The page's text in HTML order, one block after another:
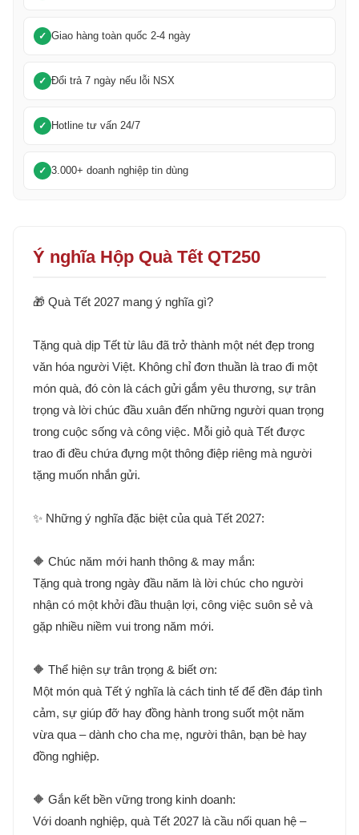
Giao hàng toàn quốc 2-4 ngày
Đổi trả 7 ngày nếu lỗi NSX
Hotline tư vấn 24/7
3.000+ doanh nghiệp tin dùng
Ý nghĩa Hộp Quà Tết QT250
🎁 Quà Tết 2027 mang ý nghĩa gì?
Tặng quà dịp Tết từ lâu đã trở thành một nét đẹp trong
văn hóa người Việt. Không chỉ đơn thuần là trao đi một
món quà, đó còn là cách gửi gắm yêu thương, sự trân
trọng và lời chúc đầu xuân đến những người quan trọng
trong cuộc sống và công việc. Mỗi giỏ quà Tết được
trao đi đều chứa đựng một thông điệp riêng mà người
tặng muốn nhắn gửi.
✨ Những ý nghĩa đặc biệt của quà Tết 2027:
🔶 Chúc năm mới hanh thông & may mắn:
Tặng quà trong ngày đầu năm là lời chúc cho người
nhận có một khởi đầu thuận lợi, công việc suôn sẻ và
gặp nhiều niềm vui trong năm mới.
🔶 Thể hiện sự trân trọng & biết ơn:
Một món quà Tết ý nghĩa là cách tinh tế để đền đáp tình
cảm, sự giúp đỡ hay đồng hành trong suốt một năm
vừa qua – dành cho cha mẹ, người thân, bạn bè hay
đồng nghiệp.
🔶 Gắn kết bền vững trong kinh doanh:
Với doanh nghiệp, quà Tết 2027 là cầu nối quan hệ –